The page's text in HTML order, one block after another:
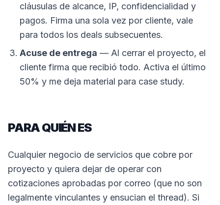
cláusulas de alcance, IP, confidencialidad y
pagos. Firma una sola vez por cliente, vale
para todos los deals subsecuentes.
Acuse de entrega — Al cerrar el proyecto, el
cliente firma que recibió todo. Activa el último
50% y me deja material para case study.
PARA QUIÉN ES
Cualquier negocio de servicios que cobre por
proyecto y quiera dejar de operar con
cotizaciones aprobadas por correo (que no son
legalmente vinculantes y ensucian el thread). Si